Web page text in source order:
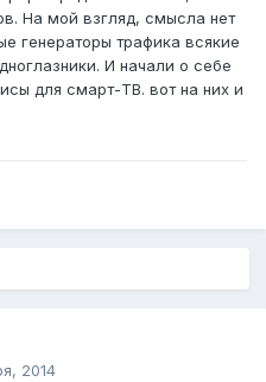
На мой взгляд, смысла нет
генераторы трафика всякие
И начали о себе
для смарт-ТВ. вот на них и
2014